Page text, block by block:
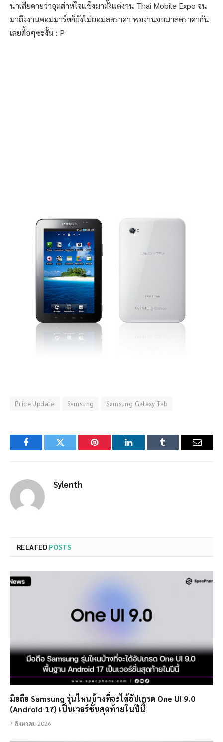
น่าเสียดายว่าอุตส่าห์ใจเเข็งมาตั้งเเต่งาน Thai Mobile Expo จน
มาถึงงานคอมมาร์ตก็ยังไม่ยอมลดราคา พองานจบมาลดราคากัน
เลยดื้อๆซะงั้น : P
Price Update Samsung Samsung Galaxy Tab
FacebookTwitter Pinterest LinkedInTumblr Email
Sylenth
RELATED POSTS
มือถือ Samsung รุ่นไหนบ้างที่จะได้อัปเกรด One UI 9.0
(Android 17) เป็นเวอร์ชั่นสุดท้ายในปีนี้
7 สิงหาคม 2026